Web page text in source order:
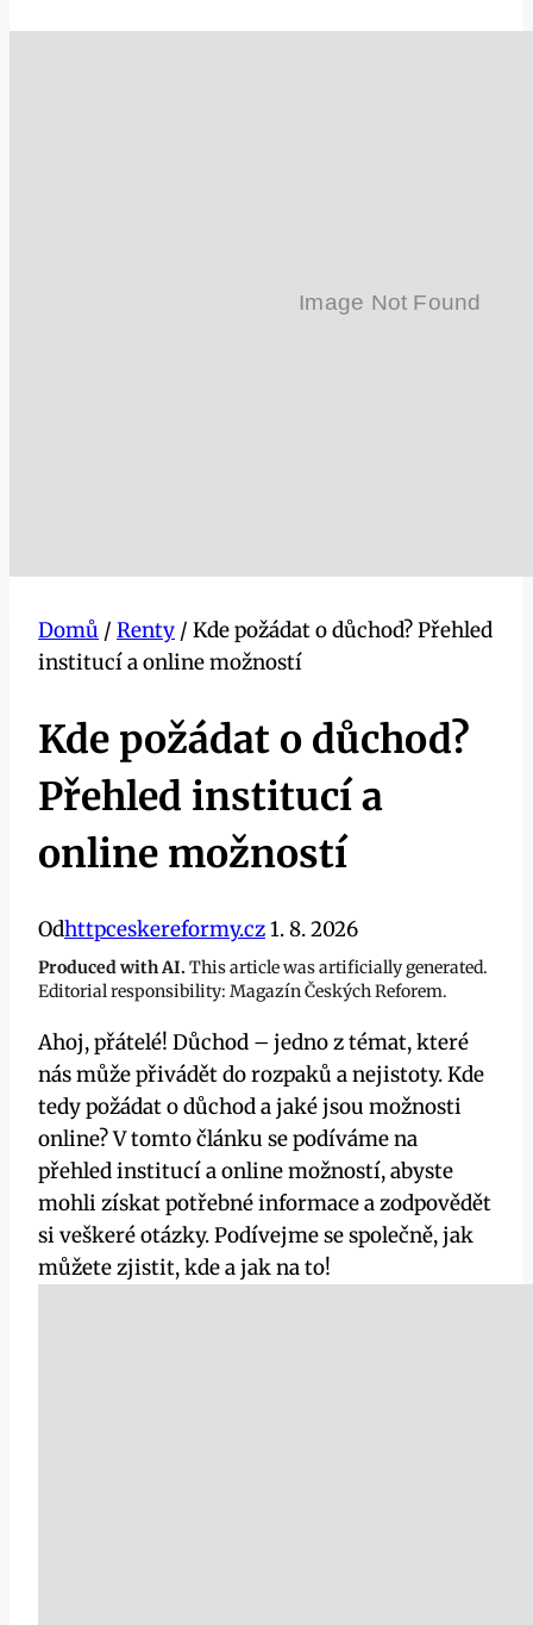
Domů / Renty / Kde požádat o důchod? Přehled
institucí a online možností
Kde požádat o důchod?
Přehled institucí a
online možností
Odhttpceskereformy.cz1. 8. 2026
Produced with AI. This article was artificially generated.
Editorial responsibility: Magazín Českých Reforem.
Ahoj, přátelé! Důchod – jedno z témat, které
nás může přivádět do rozpaků a nejistoty. Kde
tedy požádat o důchod a jaké jsou možnosti
online? V tomto článku se podíváme na
přehled institucí a online možností, abyste
mohli získat potřebné informace a zodpovědět
si veškeré otázky. Podívejme se společně, jak
můžete zjistit, kde a jak na to!